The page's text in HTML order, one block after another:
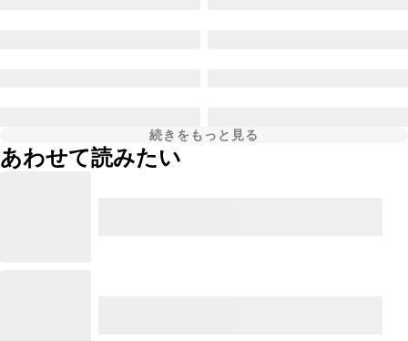
続きをもっと見る
あわせて読みたい